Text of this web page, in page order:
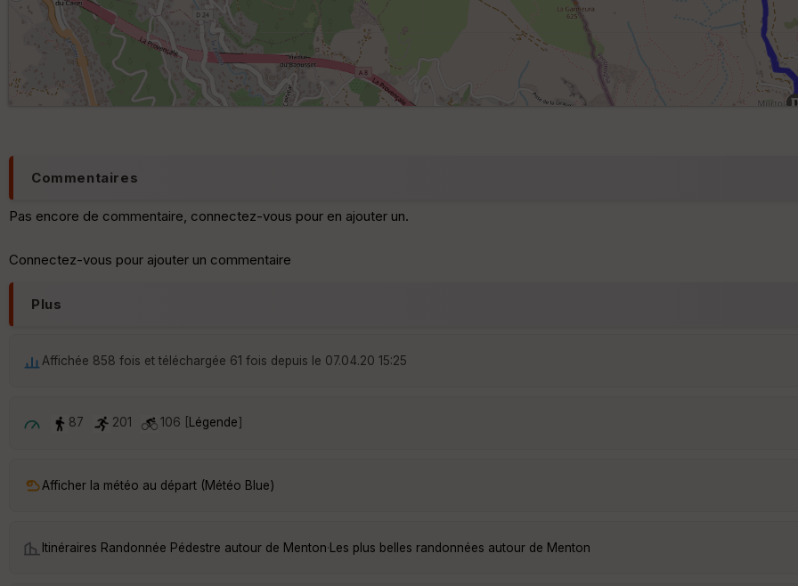
Commentaires
Pas encore de commentaire, connectez-vous pour en ajouter un.
Connectez-vous pour ajouter un commentaire
Plus
Affichée 858 fois et téléchargée 61 fois depuis le 07.04.20 15:25
87 201 106 [ Légende]
Afficher la météo au départ (Météo Blue)
Itinéraires Randonnée Pédestre autour de Menton· Les plus belles randonnées autour de Menton